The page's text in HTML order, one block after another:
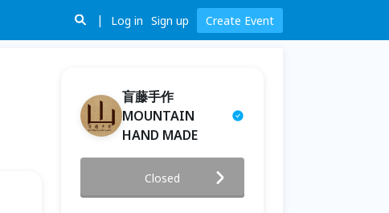
Log in Sign up Create Event
盲藤手作
MOUNTAIN
HAND MADE
2019.06.22 (Sat) 00:00 - 08.30
(Fri) 00:00 (GMT+8)
Closed